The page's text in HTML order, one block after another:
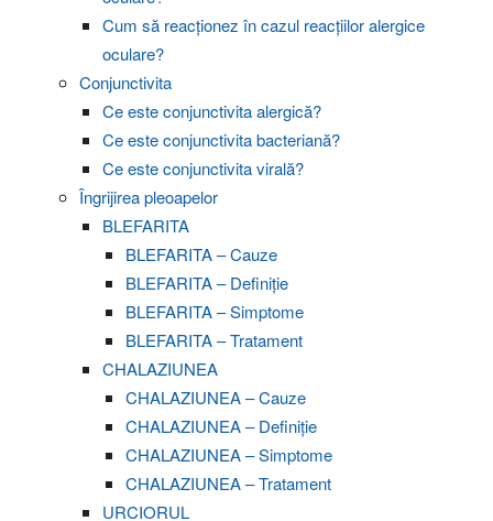
Cum să reacționez în cazul reacțiilor alergice
oculare?
Conjunctivita
Ce este conjunctivita alergică?
Ce este conjunctivita bacteriană?
Ce este conjunctivita virală?
Îngrijirea pleoapelor
BLEFARITA
BLEFARITA – Cauze
BLEFARITA – Definiție
BLEFARITA – Simptome
BLEFARITA – Tratament
CHALAZIUNEA
CHALAZIUNEA – Cauze
CHALAZIUNEA – Definiție
CHALAZIUNEA – Simptome
CHALAZIUNEA – Tratament
URCIORUL